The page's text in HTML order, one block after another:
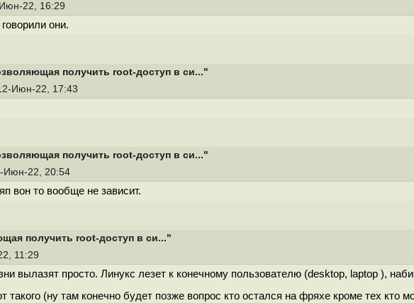
22, 16:29
они.
получить root-доступ в си..."
Июн-22, 17:43
получить root-доступ в си..."
Июн-22, 20:54
вон то вообще не зависит.
получить root-доступ в си..."
11:29
вылазят просто. Линукс лезет к конечному пользователю (desktop, laptop ),
такого (ну там конечно будет позже вопрос кто остался на фряхе кроме тех кто